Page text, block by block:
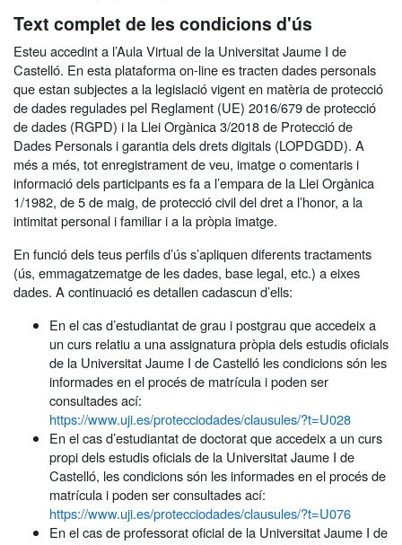
Text complet de les condicions d'ús
Esteu accedint a l’Aula Virtual de la Universitat Jaume I de
Castelló. En esta plataforma on-line es tracten dades personals
que estan subjectes a la legislació vigent en matèria de protecció
de dades regulades pel Reglament (UE) 2016/679 de protecció
de dades (RGPD) i la Llei Orgànica 3/2018 de Protecció de
Dades Personals i garantia dels drets digitals (LOPDGDD). A
més a més, tot enregistrament de veu, imatge o comentaris i
informació dels participants es fa a l’empara de la Llei Orgànica
1/1982, de 5 de maig, de protecció civil del dret a l’honor, a la
intimitat personal i familiar i a la pròpia imatge.
En funció dels teus perfils d’ús s’apliquen diferents tractaments
(ús, emmagatzematge de les dades, base legal, etc.) a eixes
dades. A continuació es detallen cadascun d’ells:
En el cas d’estudiantat de grau i postgrau que accedeix a
un curs relatiu a una assignatura pròpia dels estudis oficials
de la Universitat Jaume I de Castelló les condicions són les
informades en el procés de matrícula i poden ser
consultades ací:
https://www.uji.es/protecciodades/clausules/?t=U028
En el cas d’estudiantat de doctorat que accedeix a un curs
propi dels estudis oficials de la Universitat Jaume I de
Castelló, les condicions són les informades en el procés de
matrícula i poden ser consultades ací:
https://www.uji.es/protecciodades/clausules/?t=U076
En el cas de professorat oficial de la Universitat Jaume I de